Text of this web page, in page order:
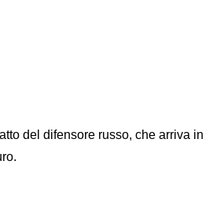
del difensore russo, che arriva in